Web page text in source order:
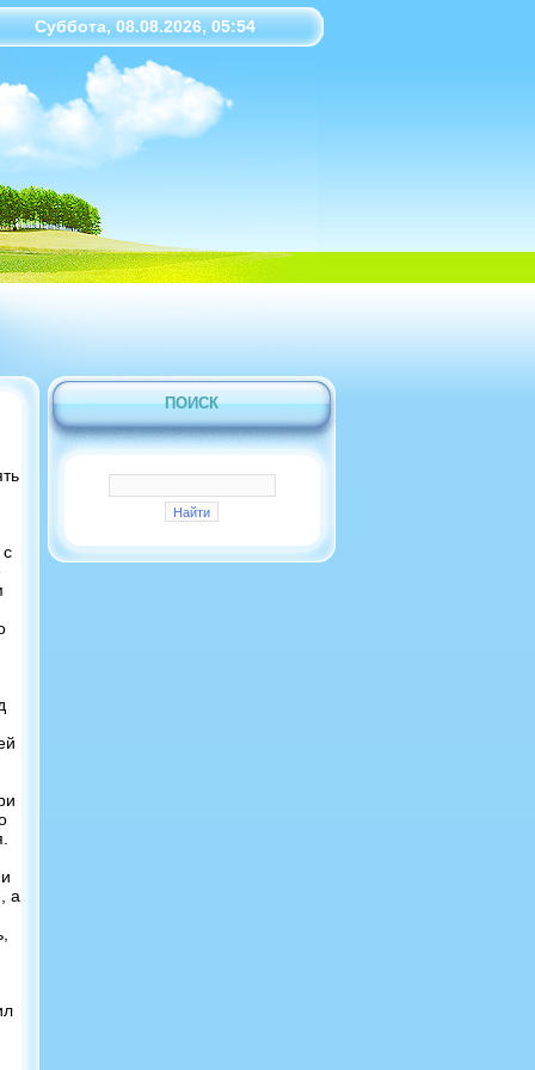
Суббота, 08.08.2026, 05:54
а
ПОИСК